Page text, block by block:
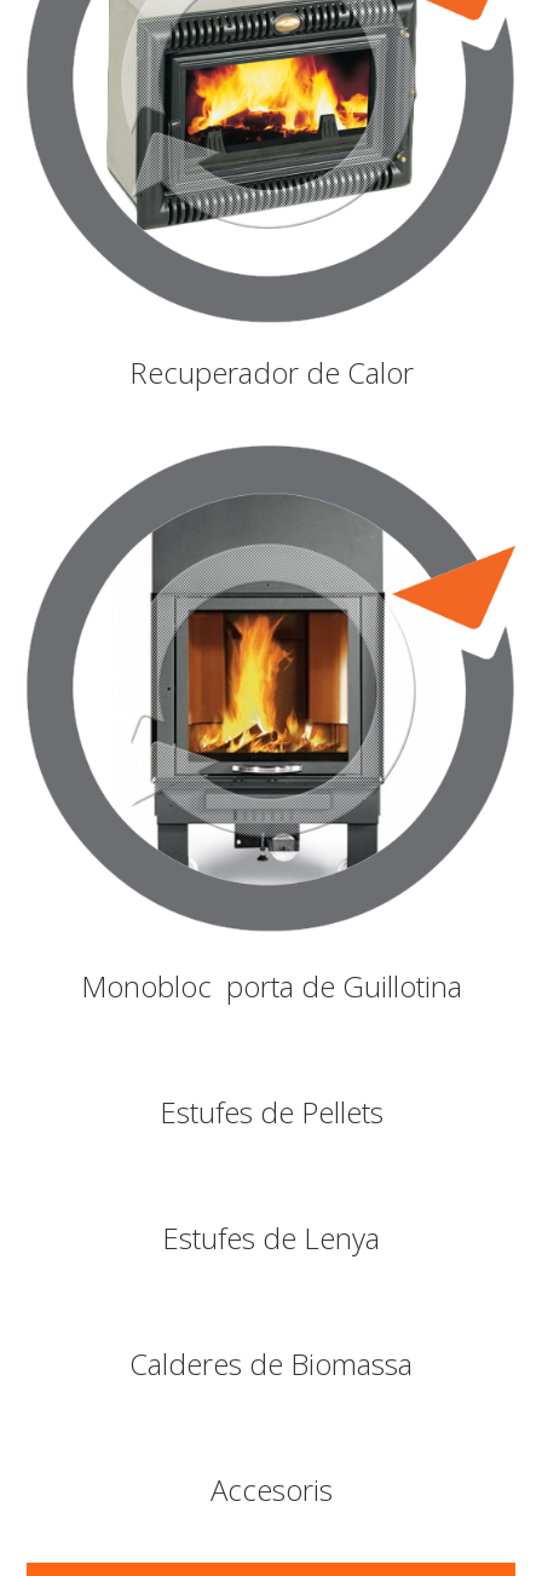
Recuperador de Calor
Monobloc porta de Guillotina
Estufes de Pellets
Estufes de Lenya
Calderes de Biomassa
Accesoris